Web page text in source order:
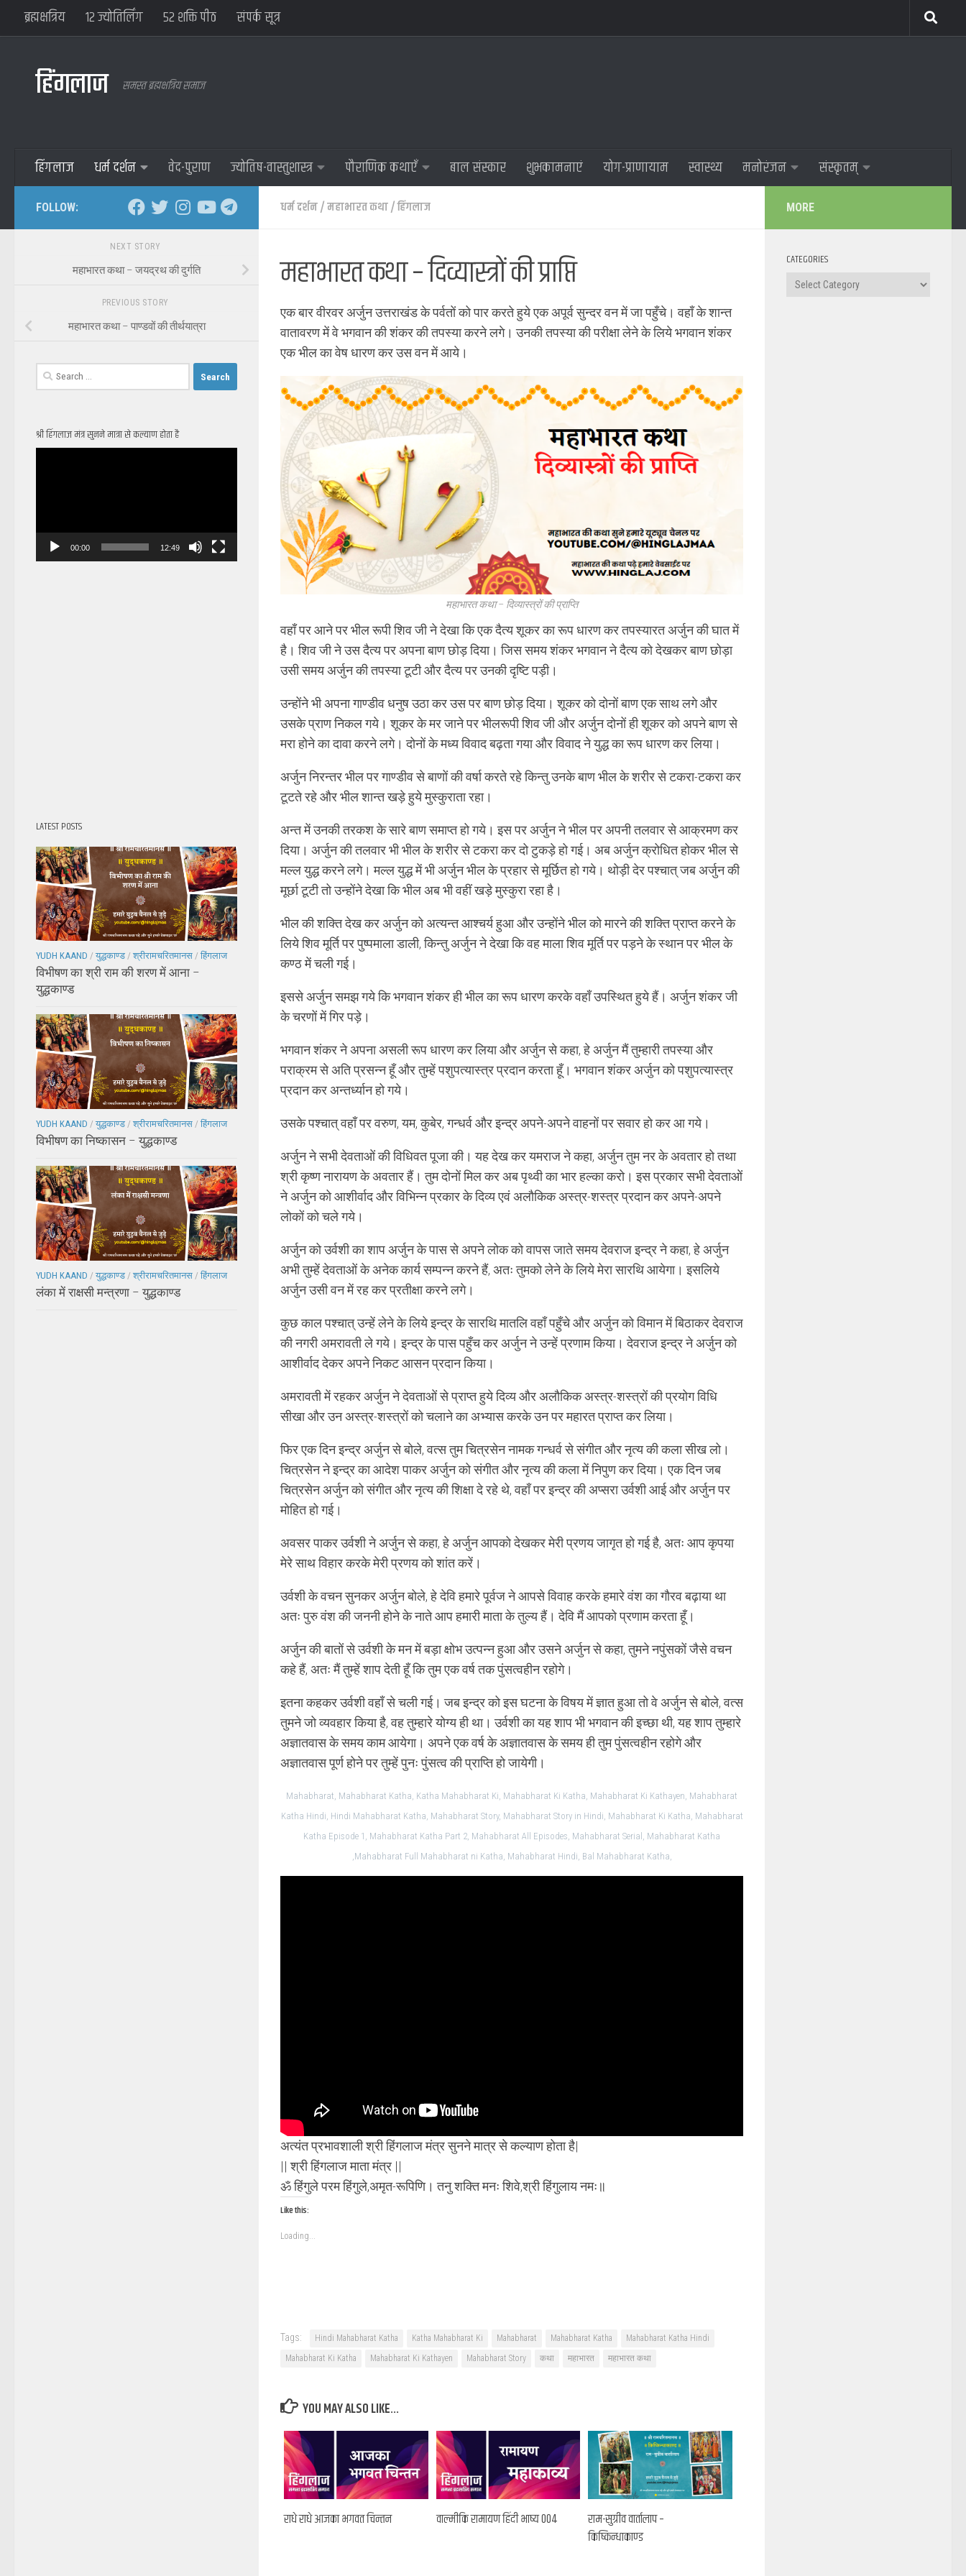
ब्रह्मक्षत्रिय १२ ज्योतिर्लिंग ५२ शक्ति पीठ संपर्क सूत्र
हिंगलाज समस्त ब्रह्मक्षत्रिय समाज
हिंगलाज धर्म दर्शन वेद-पुराण ज्योतिष-वास्तुशास्त्र पौराणिक कथाएँ बाल संस्कार शुभकामनाएं योग-प्राणायाम स्वास्थ्य मनोरंजन संस्कृतम्
धर्म दर्शन/महाभारत कथा/हिंगलाज
महाभारत कथा – दिव्यास्त्रों की प्राप्ति
एक बार वीरवर अर्जुन उत्तराखंड के पर्वतों को पार करते हुये एक अपूर्व सुन्दर वन में जा पहुँचे। वहाँ के शान्त
वातावरण में वे भगवान की शंकर की तपस्या करने लगे। उनकी तपस्या की परीक्षा लेने के लिये भगवान शंकर
एक भील का वेष धारण कर उस वन में आये।
महाभारत कथा – दिव्यास्त्रों की प्राप्ति
वहाँ पर आने पर भील रूपी शिव जी ने देखा कि एक दैत्य शूकर का रूप धारण कर तपस्यारत अर्जुन की घात में
है। शिव जी ने उस दैत्य पर अपना बाण छोड़ दिया। जिस समय शंकर भगवान ने दैत्य को देखकर बाण छोड़ा
उसी समय अर्जुन की तपस्या टूटी और दैत्य पर उनकी दृष्टि पड़ी।
उन्होंने भी अपना गाण्डीव धनुष उठा कर उस पर बाण छोड़ दिया। शूकर को दोनों बाण एक साथ लगे और
उसके प्राण निकल गये। शूकर के मर जाने पर भीलरूपी शिव जी और अर्जुन दोनों ही शूकर को अपने बाण से
मरा होने का दावा करने लगे। दोनों के मध्य विवाद बढ़ता गया और विवाद ने युद्ध का रूप धारण कर लिया।
अर्जुन निरन्तर भील पर गाण्डीव से बाणों की वर्षा करते रहे किन्तु उनके बाण भील के शरीर से टकरा-टकरा कर
टूटते रहे और भील शान्त खड़े हुये मुस्कुराता रहा।
अन्त में उनकी तरकश के सारे बाण समाप्त हो गये। इस पर अर्जुन ने भील पर अपनी तलवार से आक्रमण कर
दिया। अर्जुन की तलवार भी भील के शरीर से टकरा कर दो टुकड़े हो गई। अब अर्जुन क्रोधित होकर भील से
मल्ल युद्ध करने लगे। मल्ल युद्ध में भी अर्जुन भील के प्रहार से मूर्छित हो गये। थोड़ी देर पश्चात् जब अर्जुन की
मूर्छा टूटी तो उन्होंने देखा कि भील अब भी वहीं खड़े मुस्कुरा रहा है।
भील की शक्ति देख कर अर्जुन को अत्यन्त आश्चर्य हुआ और उन्होंने भील को मारने की शक्ति प्राप्त करने के
लिये शिव मूर्ति पर पुष्पमाला डाली, किन्तु अर्जुन ने देखा कि वह माला शिव मूर्ति पर पड़ने के स्थान पर भील के
कण्ठ में चली गई।
इससे अर्जुन समझ गये कि भगवान शंकर ही भील का रूप धारण करके वहाँ उपस्थित हुये हैं। अर्जुन शंकर जी
के चरणों में गिर पड़े।
भगवान शंकर ने अपना असली रूप धारण कर लिया और अर्जुन से कहा, हे अर्जुन मैं तुम्हारी तपस्या और
पराक्रम से अति प्रसन्न हूँ और तुम्हें पशुपत्यास्त्र प्रदान करता हूँ। भगवान शंकर अर्जुन को पशुपत्यास्त्र
प्रदान कर अन्तर्ध्यान हो गये।
उसके पश्चात् वहाँ पर वरुण, यम, कुबेर, गन्धर्व और इन्द्र अपने-अपने वाहनों पर सवार हो कर आ गये।
अर्जुन ने सभी देवताओं की विधिवत पूजा की। यह देख कर यमराज ने कहा, अर्जुन तुम नर के अवतार हो तथा
श्री कृष्ण नारायण के अवतार हैं। तुम दोनों मिल कर अब पृथ्वी का भार हल्का करो। इस प्रकार सभी देवताओं
ने अर्जुन को आशीर्वाद और विभिन्न प्रकार के दिव्य एवं अलौकिक अस्त्र-शस्त्र प्रदान कर अपने-अपने
लोकों को चले गये।
अर्जुन को उर्वशी का शाप अर्जुन के पास से अपने लोक को वापस जाते समय देवराज इन्द्र ने कहा, हे अर्जुन
अभी तुम्हें देवताओं के अनेक कार्य सम्पन्न करने हैं, अतः तुमको लेने के लिये मेरा सारथि आयेगा। इसलिये
अर्जुन उसी वन में रह कर प्रतीक्षा करने लगे।
कुछ काल पश्चात् उन्हें लेने के लिये इन्द्र के सारथि मातलि वहाँ पहुँचे और अर्जुन को विमान में बिठाकर देवराज
की नगरी अमरावती ले गये। इन्द्र के पास पहुँच कर अर्जुन ने उन्हें प्रणाम किया। देवराज इन्द्र ने अर्जुन को
आशीर्वाद देकर अपने निकट आसन प्रदान किया।
अमरावती में रहकर अर्जुन ने देवताओं से प्राप्त हुये दिव्य और अलौकिक अस्त्र-शस्त्रों की प्रयोग विधि
सीखा और उन अस्त्र-शस्त्रों को चलाने का अभ्यास करके उन पर महारत प्राप्त कर लिया।
फिर एक दिन इन्द्र अर्जुन से बोले, वत्स तुम चित्रसेन नामक गन्धर्व से संगीत और नृत्य की कला सीख लो।
चित्रसेन ने इन्द्र का आदेश पाकर अर्जुन को संगीत और नृत्य की कला में निपुण कर दिया। एक दिन जब
चित्रसेन अर्जुन को संगीत और नृत्य की शिक्षा दे रहे थे, वहाँ पर इन्द्र की अप्सरा उर्वशी आई और अर्जुन पर
मोहित हो गई।
अवसर पाकर उर्वशी ने अर्जुन से कहा, हे अर्जुन आपको देखकर मेरी प्रणय जागृत हो गई है, अतः आप कृपया
मेरे साथ विहार करके मेरी प्रणय को शांत करें।
उर्वशी के वचन सुनकर अर्जुन बोले, हे देवि हमारे पूर्वज ने आपसे विवाह करके हमारे वंश का गौरव बढ़ाया था
अतः पुरु वंश की जननी होने के नाते आप हमारी माता के तुल्य हैं। देवि मैं आपको प्रणाम करता हूँ।
अर्जुन की बातों से उर्वशी के मन में बड़ा क्षोभ उत्पन्न हुआ और उसने अर्जुन से कहा, तुमने नपुंसकों जैसे वचन
कहे हैं, अतः मैं तुम्हें शाप देती हूँ कि तुम एक वर्ष तक पुंसत्वहीन रहोगे।
इतना कहकर उर्वशी वहाँ से चली गई। जब इन्द्र को इस घटना के विषय में ज्ञात हुआ तो वे अर्जुन से बोले, वत्स
तुमने जो व्यवहार किया है, वह तुम्हारे योग्य ही था। उर्वशी का यह शाप भी भगवान की इच्छा थी, यह शाप तुम्हारे
अज्ञातवास के समय काम आयेगा। अपने एक वर्ष के अज्ञातवास के समय ही तुम पुंसत्वहीन रहोगे और
अज्ञातवास पूर्ण होने पर तुम्हें पुनः पुंसत्व की प्राप्ति हो जायेगी।
Mahabharat, Mahabharat Katha, Katha Mahabharat Ki, Mahabharat Ki Katha, Mahabharat Ki Kathayen, Mahabharat
Katha Hindi, Hindi Mahabharat Katha, Mahabharat Story, Mahabharat Story in Hindi, Mahabharat Ki Katha, Mahabharat
Katha Episode 1, Mahabharat Katha Part 2, Mahabharat All Episodes, Mahabharat Serial, Mahabharat Katha
,Mahabharat Full Mahabharat ni Katha, Mahabharat Hindi, Bal Mahabharat Katha,
अत्यंत प्रभावशाली श्री हिंगलाज मंत्र सुनने मात्र से कल्याण होता है|
|| श्री हिंगलाज माता मंत्र ||
ॐ हिंगुले परम हिंगुले,अमृत-रूपिणि। तनु शक्ति मनः शिवे,श्री हिंगुलाय नमः॥
Like this:
Loading...
Tags: Hindi Mahabharat Katha Katha Mahabharat Ki Mahabharat Mahabharat Katha
Mahabharat Katha Hindi
Mahabharat Ki Katha
Mahabharat Ki Kathayen Mahabharat Story कथा महाभारत महाभारत कथा
YOU MAY ALSO LIKE...
राधे राधे आजका भगवत चिन्तन वाल्मीकि रामायण हिंदी भाष्य 004
राम-सुग्रीव वार्तालाप –
किष्किन्धाकाण्ड
FOLLOW:
NEXT STORY
महाभारत कथा – जयद्रथ की दुर्गति
PREVIOUS STORY
महाभारत कथा – पाण्डवों की तीर्थयात्रा
Search
for:
श्री हिंगलाज मंत्र सुनने मात्रा से कल्याण होता है
00:00 12:49
LATEST POSTS
YUDH KAAND / युद्धकाण्ड / श्रीरामचरितमानस / हिंगलाज
विभीषण का श्री राम की शरण में आना –
युद्धकाण्ड
YUDH KAAND / युद्धकाण्ड / श्रीरामचरितमानस / हिंगलाज
विभीषण का निष्कासन – युद्धकाण्ड
YUDH KAAND / युद्धकाण्ड / श्रीरामचरितमानस / हिंगलाज
लंका में राक्षसी मन्त्रणा – युद्धकाण्ड
MORE
CATEGORIES
Categories